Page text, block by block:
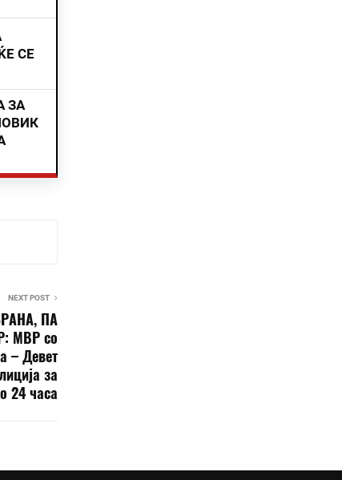
СЕ
ЗА
NEXT POST
ПА
МВР со
– Девет
за
24 часа